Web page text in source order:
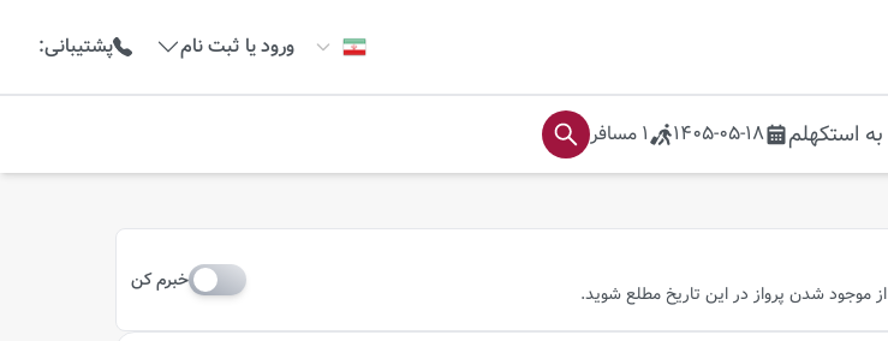
ورود یا ثبت نام پشتیبانی:
به استکهلم 1405-05-18
1 مسافر
از موجود شدن پرواز در این تاریخ مطلع شوید.
خبرم کن